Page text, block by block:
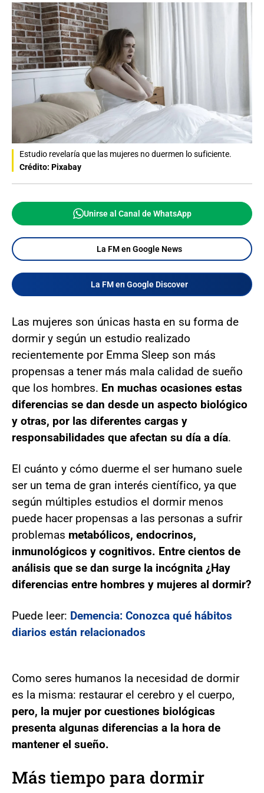
Estudio revelaría que las mujeres no duermen lo suficiente.
Crédito: Pixabay
Unirse al Canal de WhatsApp
La FM en Google News
La FM en Google Discover
Las mujeres son únicas hasta en su forma de
dormir y según un estudio realizado
recientemente por Emma Sleep son más
propensas a tener más mala calidad de sueño
que los hombres. En muchas ocasiones estas
diferencias se dan desde un aspecto biológico
y otras, por las diferentes cargas y
responsabilidades que afectan su día a día.
El cuánto y cómo duerme el ser humano suele
ser un tema de gran interés científico, ya que
según múltiples estudios el dormir menos
puede hacer propensas a las personas a sufrir
problemas metabólicos, endocrinos,
inmunológicos y cognitivos. Entre cientos de
análisis que se dan surge la incógnita ¿Hay
diferencias entre hombres y mujeres al dormir?
Puede leer: Demencia: Conozca qué hábitos
diarios están relacionados
Como seres humanos la necesidad de dormir
es la misma: restaurar el cerebro y el cuerpo,
pero, la mujer por cuestiones biológicas
presenta algunas diferencias a la hora de
mantener el sueño.
Más tiempo para dormir